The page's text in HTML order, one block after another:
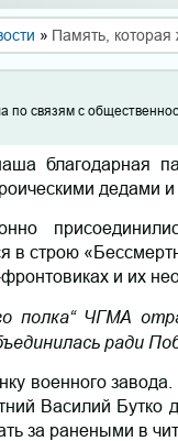
» Память, которая
по связям с
благодарная
дедами
в строю
и их
полка“ ЧГМА
ради
военного
Василий
за ранеными в